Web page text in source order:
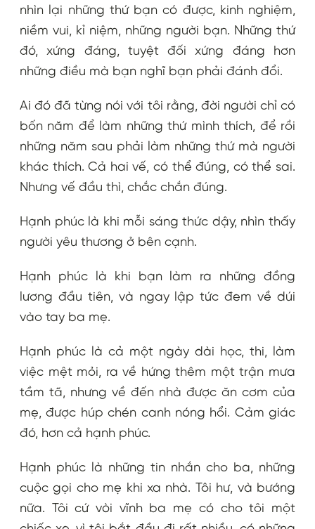
nhìn lại những thứ bạn có được, kinh nghiệm,
niềm vui, kỉ niệm, những người bạn. Những thứ
đó, xứng đáng, tuyệt đối xứng đáng hơn
những điều mà bạn nghĩ bạn phải đánh đổi.
Ai đó đã từng nói với tôi rằng, đời người chỉ có
bốn năm để làm những thứ mình thích, để rồi
những năm sau phải làm những thứ mà người
khác thích. Cả hai vế, có thể đúng, có thể sai.
Nhưng vế đầu thì, chắc chắn đúng.
Hạnh phúc là khi mỗi sáng thức dậy, nhìn thấy
người yêu thương ở bên cạnh.
Hạnh phúc là khi bạn làm ra những đồng
lương đầu tiên, và ngay lập tức đem về dúi
vào tay ba mẹ.
Hạnh phúc là cả một ngày dài học, thi, làm
việc mệt mỏi, ra về hứng thêm một trận mưa
tầm tã, nhưng về đến nhà được ăn cơm của
mẹ, được húp chén canh nóng hổi. Cảm giác
đó, hơn cả hạnh phúc.
Hạnh phúc là những tin nhắn cho ba, những
cuộc gọi cho mẹ khi xa nhà. Tôi hư, và bướng
nữa. Tôi cứ vòi vĩnh ba mẹ có cho tôi một